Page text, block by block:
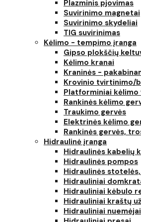
Plazminis pjovimas
Suvirinimo magnetai
Suvirinimo skydeliai
TIG suvirinimas
Kėlimo - tempimo įranga
Gipso plokščių
Kėlimo kranai
Kraninės -
Krovinio tvirtinimo/
Platforminiai kėlimo
Rankinės kėlimo
Traukimo gervės
Elektrinės kėlimo
Rankinės gervės,
Hidraulinė įranga
Hidraulinės kabelių
Hidraulinės pompos
Hidraulinės
Hidrauliniai
Hidrauliniai kėbulo
Hidrauliniai kraštų
Hidrauliniai nuemėjai